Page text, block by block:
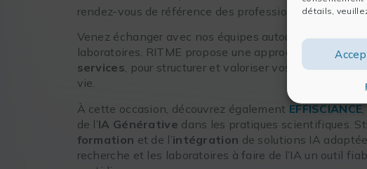
détails,
rendez-vous de référence des professionnels du
Venez échanger avec nos équipes autour des enjeux
laboratoires. RITME propose une approche globale,
services, pour structurer et valoriser vos données
vie.
À cette occasion, découvrez également EFFISCIANCE
de l’IA Générative dans les pratiques scientifiques.
formation et de l’intégration de solutions IA
recherche et les laboratoires à faire de l’IA un outil